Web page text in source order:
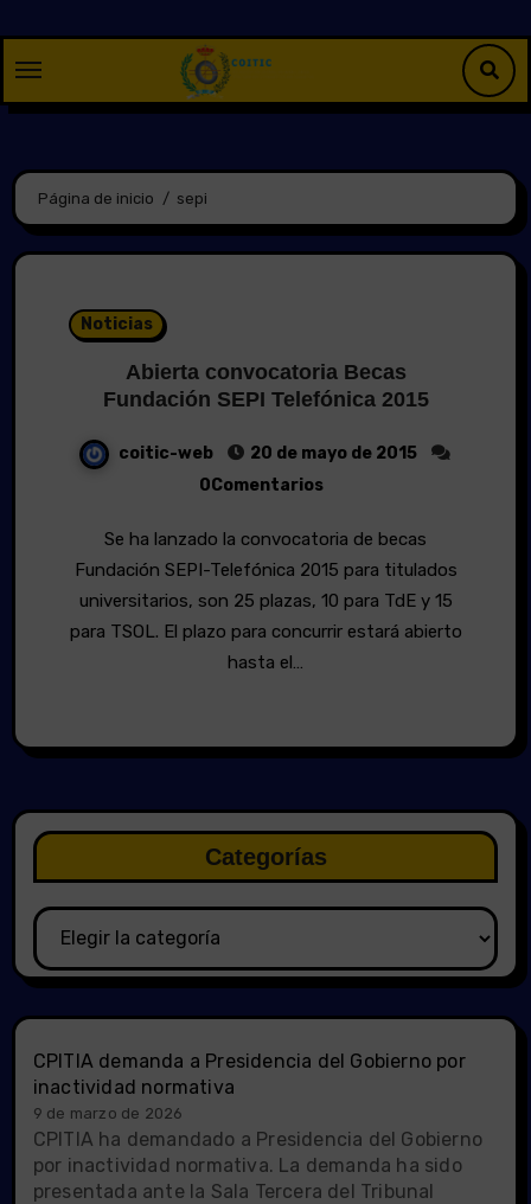
contenido
Página de inicio sepi
Noticias
Abierta convocatoria Becas
Fundación SEPI Telefónica 2015
coitic-web
20 de mayo de 2015
0Comentarios
Se ha lanzado la convocatoria de becas
Fundación SEPI-Telefónica 2015 para titulados
universitarios, son 25 plazas, 10 para TdE y 15
para TSOL. El plazo para concurrir estará abierto
hasta el…
Categorías
Categorías
CPITIA demanda a Presidencia del Gobierno por
inactividad normativa
9 de marzo de 2026
CPITIA ha demandado a Presidencia del Gobierno
por inactividad normativa. La demanda ha sido
presentada ante la Sala Tercera del Tribunal